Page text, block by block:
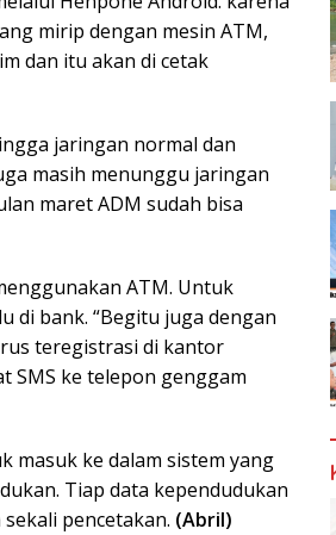
mirip dengan mesin ATM,
dan itu akan di cetak
jaringan normal dan
masih menunggu jaringan
maret ADM sudah bisa
ATM. Untuk
di bank. “Begitu juga dengan
teregistrasi di kantor
SMS ke telepon genggam
masuk ke dalam sistem yang
Tiap data kependudukan
pencetakan. (Abril)